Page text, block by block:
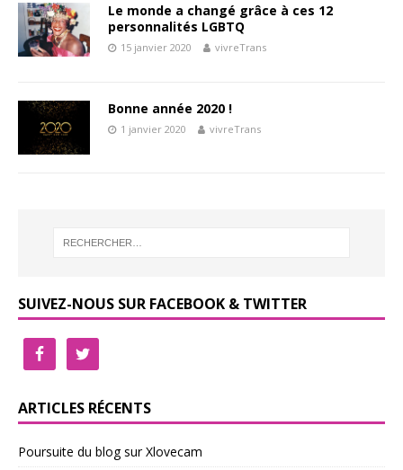
Le monde a changé grâce à ces 12
personnalités LGBTQ
15 janvier 2020 vivreTrans
Bonne année 2020 !
1 janvier 2020 vivreTrans
SUIVEZ-NOUS SUR FACEBOOK & TWITTER
ARTICLES RÉCENTS
Poursuite du blog sur Xlovecam